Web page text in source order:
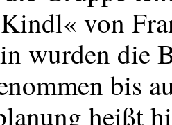
von
wurden die
bis
heißt